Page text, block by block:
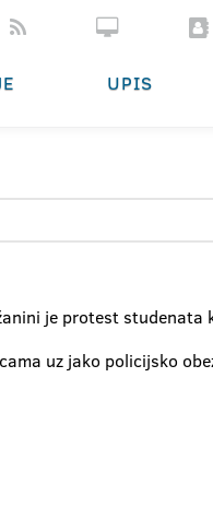
UPIS
je protest studenata
uz jako policijsko